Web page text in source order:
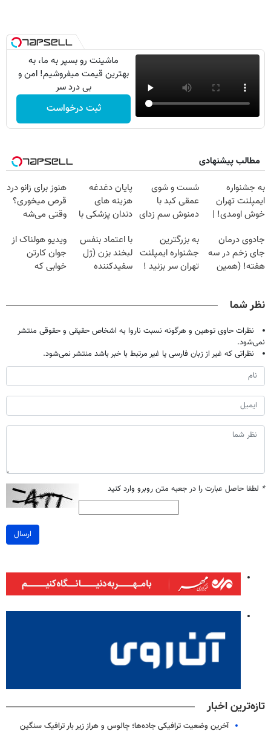
ماشینت رو بسپر به ما، به
بهترین قیمت میفروشیم! امن و
بی درد سر
ثبت درخواست
مطالب پیشنهادی
به جشنواره
ایمپلنت تهران
خوش اومدی! |
مشاوره رایگان
بگیر!
شست و شوی
عمقی کبد با
دمنوش سم زدای
پایان دغدغه
هزینه های
دندان پزشکی با
خانگی
هنوز برای زانو درد
قرص میخوری؟
وقتی می‌شه
درمانش کرد؟؟؟؟
جادوی درمان
جای زخم در سه
هفته! (همین
به بزرگترین
جشنواره ایمپلنت
تهران سر بزنید !
با اعتماد بنفس
لبخند بزن (ژل
سفیدکننده
ویدیو هولناک از
جوان کارتن
خوابی که
نظر شما
نظرات حاوی توهین و هرگونه نسبت ناروا به اشخاص حقیقی و حقوقی منتشر
نمی‌شود.
نظراتی که غیر از زبان فارسی یا غیر مرتبط با خبر باشد منتشر نمی‌شود.
* لطفا حاصل عبارت را در جعبه متن روبرو وارد کنید
ارسال
تازه‌ترین اخبار
آخرین وضعیت ترافیکی جاده‌ها؛ چالوس و هراز زیر بار ترافیک سنگین